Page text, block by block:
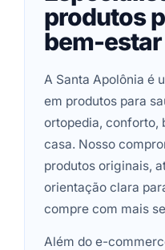
produtos
bem-estar
A Santa Apolônia é
em produtos para
ortopedia, conforto,
casa. Nosso
produtos originais,
orientação clara
compre com mais
Além do e-